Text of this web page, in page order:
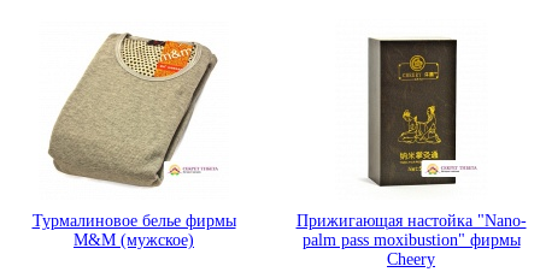
Турмалиновое белье фирмы
M&M (мужское)
Прижигающая настойка "Nano-
palm pass moxibustion" фирмы
Cheery